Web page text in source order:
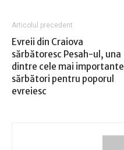
Articolul precedent
Evreii din Craiova
sărbătoresc Pesah-ul, una
dintre cele mai importante
sărbători pentru poporul
evreiesc